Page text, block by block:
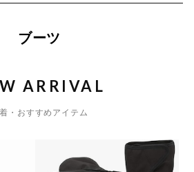
ブーツ
ARRIVAL
・おすすめアイテム